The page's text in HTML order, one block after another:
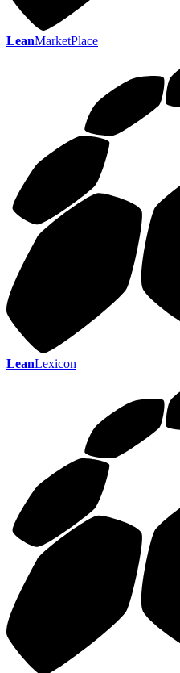
LeanMarketPlace
LeanLexicon